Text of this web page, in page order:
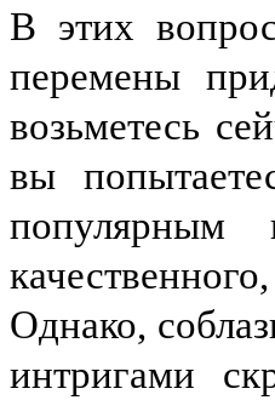
В этих
перемены
возьметесь
вы
популярным
Однако,
интригами